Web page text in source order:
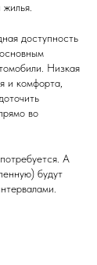
доступность
Низкая
и комфорта,
во
А
будут